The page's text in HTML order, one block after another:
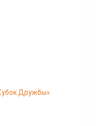
Дружбы»